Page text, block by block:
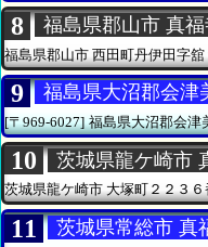
8 福島県郡山市 真
福島県郡山市 西田町丹伊田字
9 福島県大沼郡会津
[〒969-6027] 福島県大沼郡会津
10 茨城県龍ケ崎市
茨城県龍ケ崎市大塚町２２３６
11 茨城県常総市 真